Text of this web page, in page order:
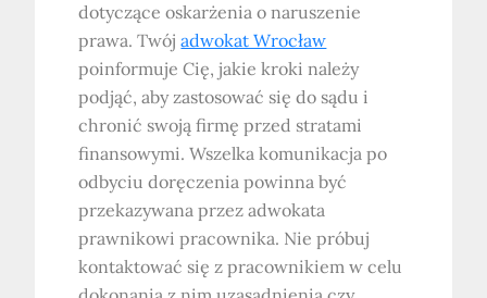
dotyczące oskarżenia o naruszenie
prawa. Twójadwokat Wrocław
poinformuje Cię, jakie kroki należy
podjąć, aby zastosować się do sądu i
chronić swoją firmę przed stratami
finansowymi. Wszelka komunikacja po
odbyciu doręczenia powinna być
przekazywana przez adwokata
prawnikowi pracownika. Nie próbuj
kontaktować się z pracownikiem w celu